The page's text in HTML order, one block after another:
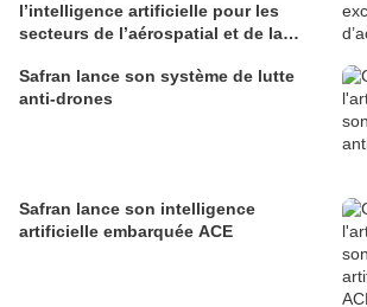
l’intelligence artificielle pour les
secteurs de l’aérospatial et de la
Safran lance son système de lutte
anti-drones
Safran lance son intelligence
artificielle embarquée ACE